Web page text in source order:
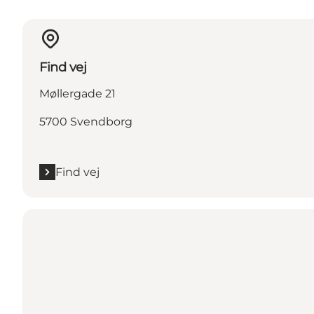
Find vej
Møllergade 21
5700 Svendborg
Find vej